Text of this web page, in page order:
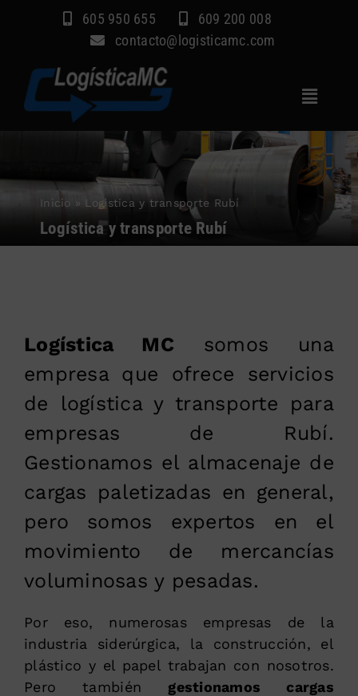
605 950 655
609 200 008
contacto@logisticamc.com
Toggle
Sectores
Empresa
Inicio » Logística y transporte Rubí
Logística y transporte Rubí
Logística MC somos una
empresa que ofrece servicios
de logística y transporte para
empresas de Rubí.
Gestionamos el almacenaje de
cargas paletizadas en general,
pero somos expertos en el
movimiento de mercancías
voluminosas y pesadas.
Por eso, numerosas empresas de la
industria siderúrgica, la construcción, el
plástico y el papel trabajan con nosotros.
Pero también gestionamos cargas